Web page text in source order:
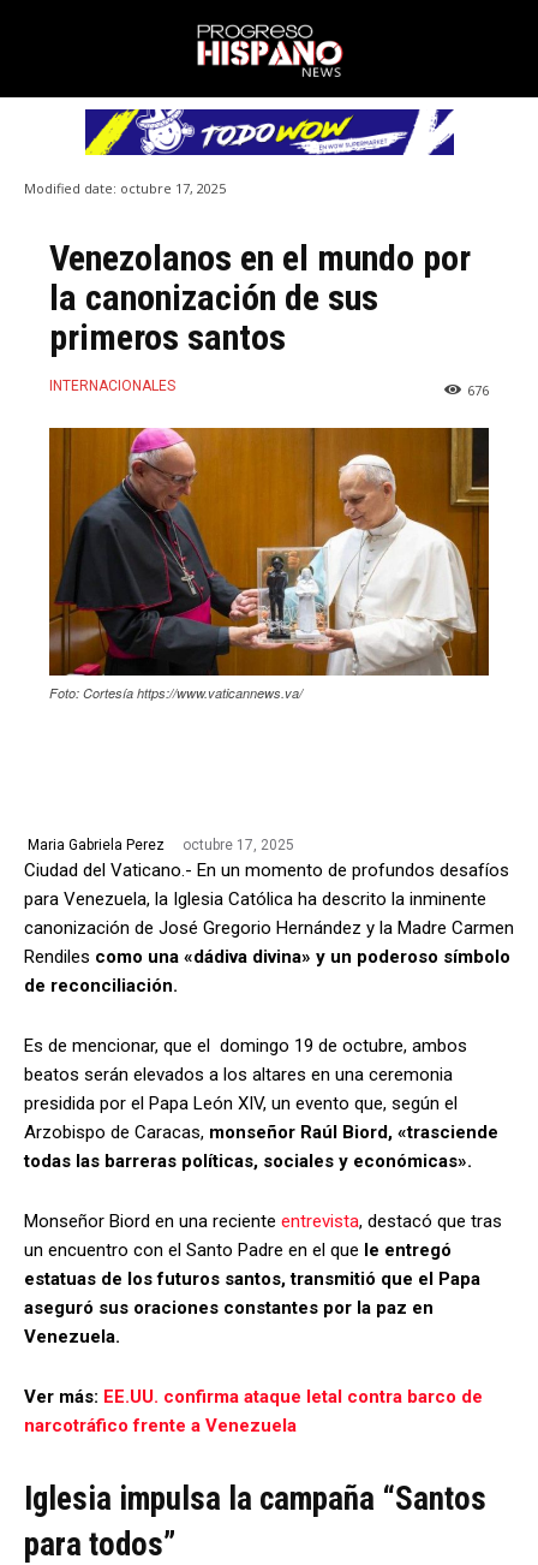
Modified date: octubre 17, 2025
Venezolanos en el mundo por
la canonización de sus
primeros santos
INTERNACIONALES 676
Foto: Cortesía https://www.vaticannews.va/
Maria Gabriela Perez octubre 17, 2025
Ciudad del Vaticano.- En un momento de profundos desafíos
para Venezuela, la Iglesia Católica ha descrito la inminente
canonización de José Gregorio Hernández y la Madre Carmen
Rendiles como una «dádiva divina» y un poderoso símbolo
de reconciliación.
Es de mencionar, que el domingo 19 de octubre, ambos
beatos serán elevados a los altares en una ceremonia
presidida por el Papa León XIV, un evento que, según el
Arzobispo de Caracas, monseñor Raúl Biord, «trasciende
todas las barreras políticas, sociales y económicas».
Monseñor Biord en una reciente entrevista, destacó que tras
un encuentro con el Santo Padre en el que le entregó
estatuas de los futuros santos, transmitió que el Papa
aseguró sus oraciones constantes por la paz en
Venezuela.
Ver más: EE.UU. confirma ataque letal contra barco de
narcotráfico frente a Venezuela
Iglesia impulsa la campaña “Santos
para todos”